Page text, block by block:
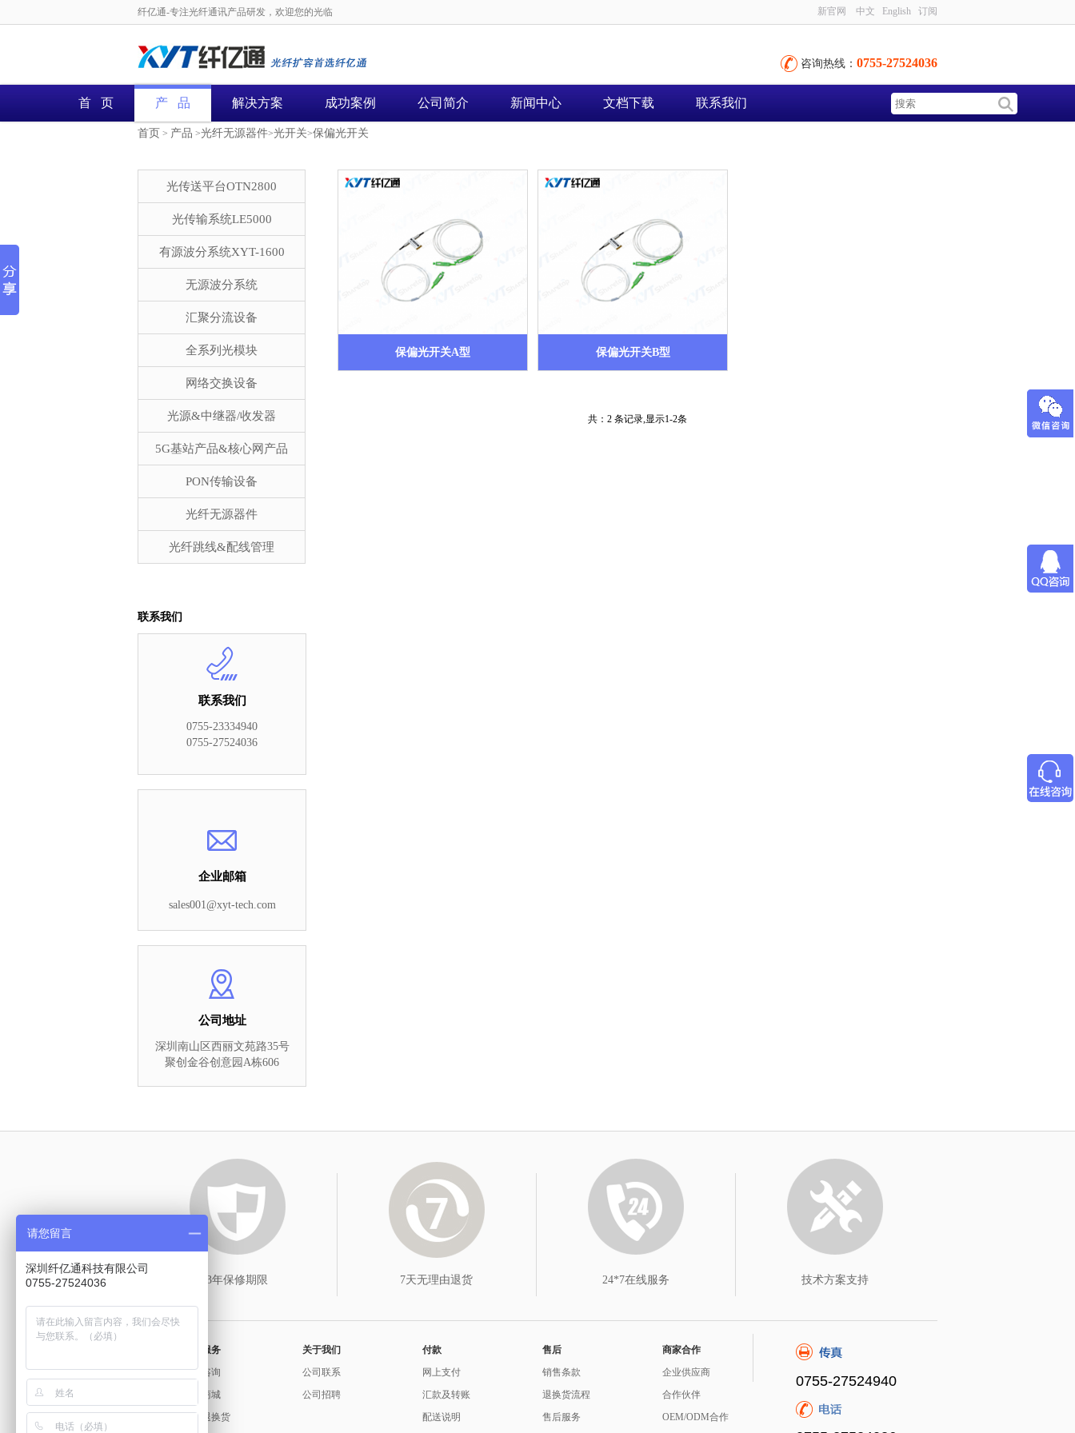
纤亿通-专注光纤通讯产品研发，欢迎您的光临 新官网 中文 English 订阅
咨询热线： 0755-27524036
首 页 产 品 解决方案 成功案例 公司简介 新闻中心 文档下载 联系我们
首页 > 产品 >光纤无源器件>光开关>保偏光开关
光传送平台OTN2800
光传输系统LE5000
有源波分系统XYT-1600
无源波分系统
汇聚分流设备
全系列光模块
网络交换设备
光源&中继器/收发器
5G基站产品&核心网产品
PON传输设备
光纤无源器件
光纤跳线&配线管理
联系我们
联系我们
0755-23334940
0755-27524036
企业邮箱
sales001@xyt-tech.com
公司地址
深圳南山区西丽文苑路35号
聚创金谷创意园A栋606
保偏光开关A型 保偏光开关B型
共：2 条记录,显示1-2条
3年保修期限 7天无理由退货 24*7在线服务 技术方案支持
常用服务
问题咨询
官方商城
保修退换货
关于我们
公司联系
公司招聘
付款
网上支付
汇款及转账
配送说明
售后
销售条款
退换货流程
售后服务
商家合作
企业供应商
合作伙伴
OEM/ODM合作
0755-27524940
请您留言
深圳纤亿通科技有限公司
0755-27524036